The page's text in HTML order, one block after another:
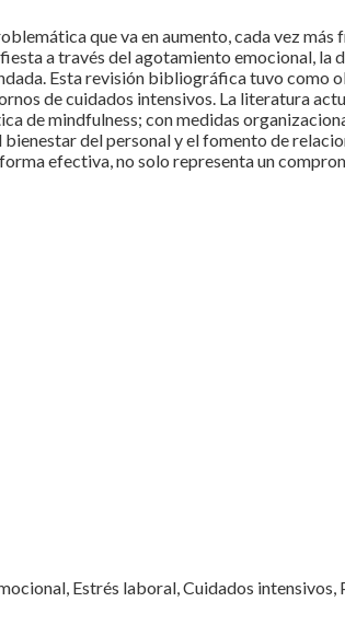
que va en aumento, cada vez
a través del agotamiento emocional,
Esta revisión bibliográfica tuvo
de cuidados intensivos. La literatura
de mindfulness; con medidas
del personal y el fomento de
efectiva, no solo representa un
Estrés laboral, Cuidados intensivos,